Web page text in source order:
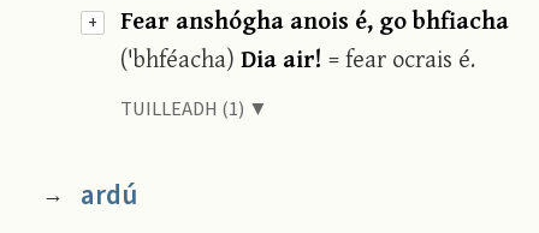
+
Fear anshógha anois é, go bhfiacha
('bhféacha)Dia air!= fear ocrais é.
TUILLEADH (1) ▼
→ ardú